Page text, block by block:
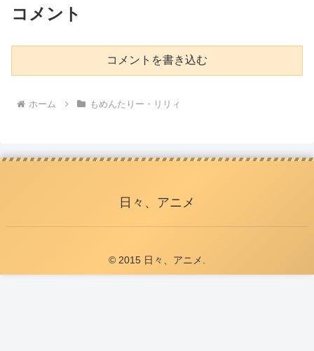
コメント
コメントを書き込む
ホーム もめんたりー・リリィ
日々、アニメ
© 2015 日々、アニメ.